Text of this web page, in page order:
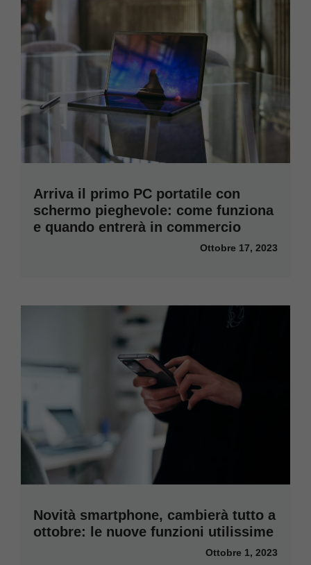
Arriva il primo PC portatile con
schermo pieghevole: come funziona
e quando entrerà in commercio
Ottobre 17, 2023
Novità smartphone, cambierà tutto a
ottobre: le nuove funzioni utilissime
Ottobre 1, 2023